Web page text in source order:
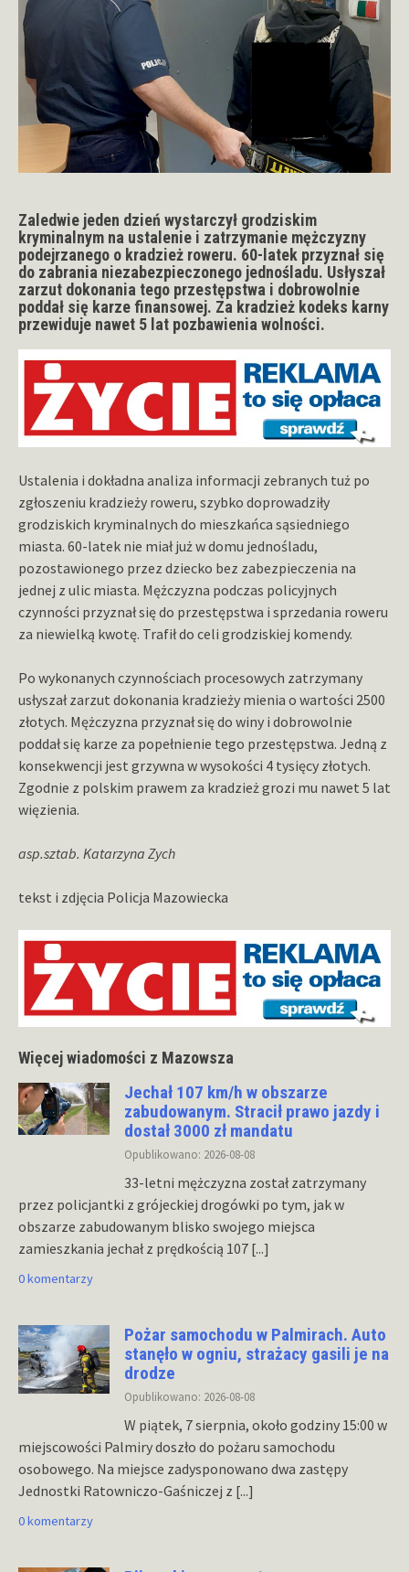
Zaledwie jeden dzień wystarczył grodziskim
kryminalnym na ustalenie i zatrzymanie mężczyzny
podejrzanego o kradzież roweru. 60-latek przyznał się
do zabrania niezabezpieczonego jednośladu. Usłyszał
zarzut dokonania tego przestępstwa i dobrowolnie
poddał się karze finansowej. Za kradzież kodeks karny
przewiduje nawet 5 lat pozbawienia wolności.
Ustalenia i dokładna analiza informacji zebranych tuż po
zgłoszeniu kradzieży roweru, szybko doprowadziły
grodziskich kryminalnych do mieszkańca sąsiedniego
miasta. 60-latek nie miał już w domu jednośladu,
pozostawionego przez dziecko bez zabezpieczenia na
jednej z ulic miasta. Mężczyzna podczas policyjnych
czynności przyznał się do przestępstwa i sprzedania roweru
za niewielką kwotę. Trafił do celi grodziskiej komendy.
Po wykonanych czynnościach procesowych zatrzymany
usłyszał zarzut dokonania kradzieży mienia o wartości 2500
złotych. Mężczyzna przyznał się do winy i dobrowolnie
poddał się karze za popełnienie tego przestępstwa. Jedną z
konsekwencji jest grzywna w wysokości 4 tysięcy złotych.
Zgodnie z polskim prawem za kradzież grozi mu nawet 5 lat
więzienia.
asp.sztab. Katarzyna Zych
tekst i zdjęcia Policja Mazowiecka
Więcej wiadomości z Mazowsza
Jechał 107 km/h w obszarze
zabudowanym. Stracił prawo jazdy i
dostał 3000 zł mandatu
Opublikowano: 2026-08-08
33-letni mężczyzna został zatrzymany
przez policjantki z grójeckiej drogówki po tym, jak w
obszarze zabudowanym blisko swojego miejsca
zamieszkania jechał z prędkością 107 [...]
0 komentarzy
Pożar samochodu w Palmirach. Auto
stanęło w ogniu, strażacy gasili je na
drodze
Opublikowano: 2026-08-08
W piątek, 7 sierpnia, około godziny 15:00 w
miejscowości Palmiry doszło do pożaru samochodu
osobowego. Na miejsce zadysponowano dwa zastępy
Jednostki Ratowniczo-Gaśniczej z [...]
0 komentarzy